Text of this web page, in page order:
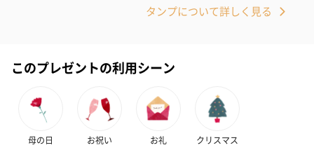
タンプについて詳しく見る
このプレゼントの利用シーン
母の日 お祝い お礼 クリスマス